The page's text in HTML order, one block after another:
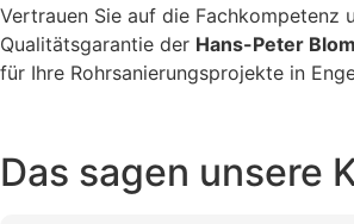
Vertrauen Sie auf die Fachkompetenz
Qualitätsgarantie der Hans-Peter
für Ihre Rohrsanierungsprojekte in
Das sagen unsere